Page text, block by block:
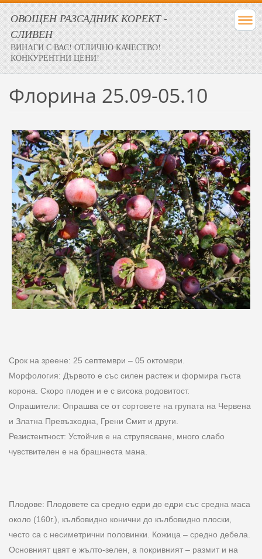
ОВОЩЕН РАЗСАДНИК КОРЕКТ -
СЛИВЕН
ВИНАГИ С ВАС! ОТЛИЧНО КАЧЕСТВО!
КОНКУРЕНТНИ ЦЕНИ!
Флорина 25.09-05.10
Срок на зреене: 25 септември – 05 октомври.
Морфология: Дървото е със силен растеж и формира гъста
корона. Скоро плоден и е с висока родовитост.
Опрашители: Опрашва се от сортовете на групата на Червена
и Златна Превъзходна, Грени Смит и други.
Резистентност: Устойчив е на струпясване, много слабо
чувствителен е на брашнеста мана.
Плодове: Плодовете са средно едри до едри със средна маса
около (160г.), кълбовидно конични до кълбовидно плоски,
често са с несиметрични половинки. Кожица – средно дебела.
Основният цвят е жълто-зелен, а покривният – размит и на